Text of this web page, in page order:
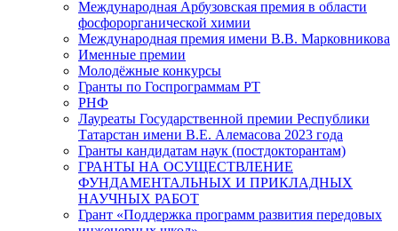
Международная Арбузовская премия в области
фосфорорганической химии
Международная премия имени В.В. Марковникова
Именные премии
Молодёжные конкурсы
Гранты по Госпрограммам РТ
РНФ
Лауреаты Государственной премии Республики
Татарстан имени В.Е. Алемасова 2023 года
Гранты кандидатам наук (постдокторантам)
ГРАНТЫ НА ОСУЩЕСТВЛЕНИЕ
ФУНДАМЕНТАЛЬНЫХ И ПРИКЛАДНЫХ
НАУЧНЫХ РАБОТ
Грант «Поддержка программ развития передовых